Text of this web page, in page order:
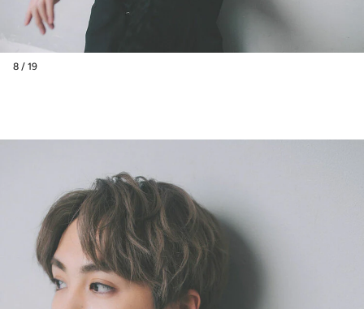
8 / 19